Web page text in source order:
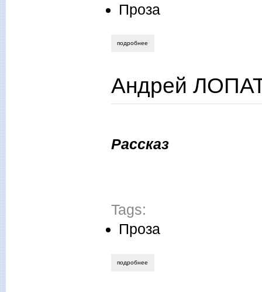
Проза
подробнее
Андрей
Рассказ
Tags:
Проза
подробнее